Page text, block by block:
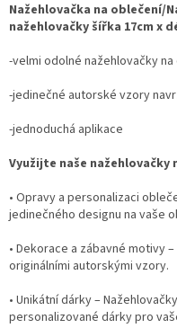
Nažehlovačka na oblečení/
nažehlovačky šířka 17cm x
-velmi odolné nažehlovačky
-jedinečné autorské vzory
-jednoduchá aplikace
Využijte naše nažehlovačky
• Opravy a personalizaci
jedinečného designu na vaše
• Dekorace a zábavné motivy
originálními autorskými vzory.
• Unikátní dárky –
personalizované dárky pro